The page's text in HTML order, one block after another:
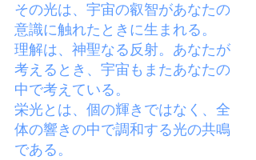
その光は、宇宙の叡智があなたの
意識に触れたときに生まれる。
理解は、神聖なる反射。あなたが
考えるとき、宇宙もまたあなたの
中で考えている。
栄光とは、個の輝きではなく、全
体の響きの中で調和する光の共鳴
である。